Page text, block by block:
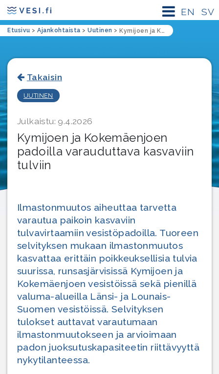
SV
EN
Etusivu > Ajankohtaista > Uutinen > Kymijoen ja Kokemäenjoen padoilla varauduttava kasvaviin tulviin
Takaisin
UUTINEN
Julkaistu: 9.4.2026
Kymijoen ja Kokemäenjoen
padoilla varauduttava kasvaviin
tulviin
Ilmastonmuutos aiheuttaa tarvetta
varautua paikoin kasvaviin
tulvavirtaamiin vesistöpadoilla. Tuoreen
selvityksen mukaan ilmastonmuutos
kasvattaa erittäin poikkeuksellisia tulvia
suurissa, runsasjärvisissä Kymijoen ja
Kokemäenjoen vesistöissä sekä pienillä
valuma-alueilla Länsi- ja Lounais-
Suomen vesistöissä. Selvityksen
tulokset auttavat varautumaan
ilmastonmuutokseen ja arvioimaan
padon juoksutuskapasiteetin riittävyyttä
nykytilanteessa.